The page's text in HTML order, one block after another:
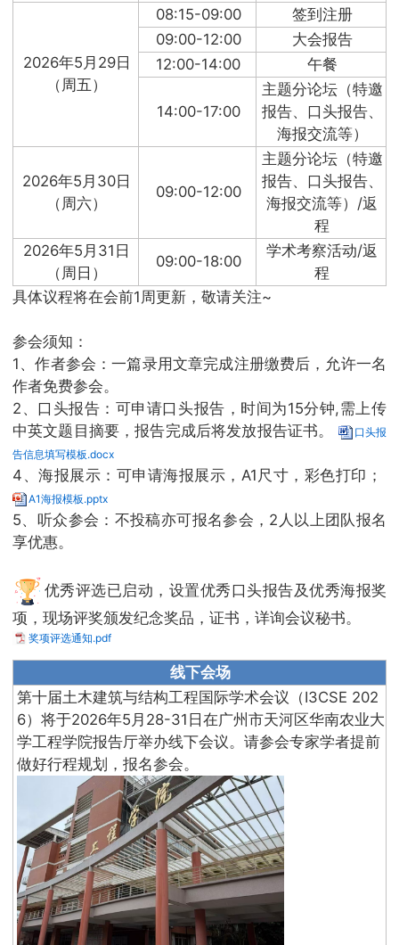
2026年5月29日
（周五）
08:15-09:00
签到注册
09:00-12:00
大会报告
12:00-14:00
午餐
14:00-17:00
主题分论坛（特邀
报告、口头报告、
海报交流等）
2026年5月30日
（周六）
09:00-12:00
主题分论坛（特邀
报告、口头报告、
海报交流等）/返
程
2026年5月31日
（周日）
09:00-18:00
学术考察活动/返
程
具体议程将在会前1周更新，敬请关注~
参会须知：
1、作者参会：一篇录用文章完成注册缴费后，允许一名
作者免费参会。
2、口头报告：可申请口头报告，时间为15分钟,需上传
中英文题目摘要，报告完成后将发放报告证书。
口头报
告信息填写模板.docx
4、海报展示：可申请海报展示，A1尺寸，彩色打印；
A1海报模板.pptx
5、听众参会：不投稿亦可报名参会，2人以上团队报名
享优惠。
优秀评选已启动，设置优秀口头报告及优秀海报奖
项，现场评奖颁发纪念奖品，证书，详询会议秘书。
奖项评选通知.pdf
线下会场
第十届土木建筑与结构工程国际学术会议（I3CSE 202
6）将于2026年5月28-31日在广州市天河区华南农业大
学工程学院报告厅举办线下会议。请参会专家学者提前
做好行程规划，报名参会。